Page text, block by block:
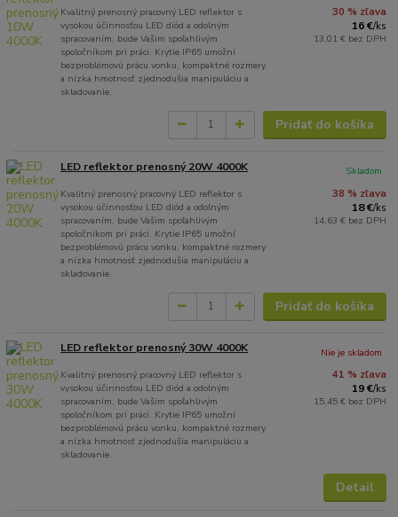
Kvalitný prenosný pracovný LED reflektor s
vysokou účinnosťou LED diód a odolným
spracovaním, bude Vašim spoľahlivým
spoločníkom pri práci. Krytie IP65 umožní
bezproblémovú prácu vonku, kompaktné rozmery
a nízka hmotnosť zjednodušia manipuláciu a
skladovanie.
30 % zľava
16 €/ks
13,01 € bez DPH
Pridať do košíka
LED reflektor prenosný 20W 4000K
Kvalitný prenosný pracovný LED reflektor s
vysokou účinnosťou LED diód a odolným
spracovaním, bude Vašim spoľahlivým
spoločníkom pri práci. Krytie IP65 umožní
bezproblémovú prácu vonku, kompaktné rozmery
a nízka hmotnosť zjednodušia manipuláciu a
skladovanie.
38 % zľava
18 €/ks
14,63 € bez DPH
Skladom
Pridať do košíka
LED reflektor prenosný 30W 4000K
Kvalitný prenosný pracovný LED reflektor s
vysokou účinnosťou LED diód a odolným
spracovaním, bude Vašim spoľahlivým
spoločníkom pri práci. Krytie IP65 umožní
bezproblémovú prácu vonku, kompaktné rozmery
a nízka hmotnosť zjednodušia manipuláciu a
skladovanie.
41 % zľava
19 €/ks
15,45 € bez DPH
Nie je skladom
Detail